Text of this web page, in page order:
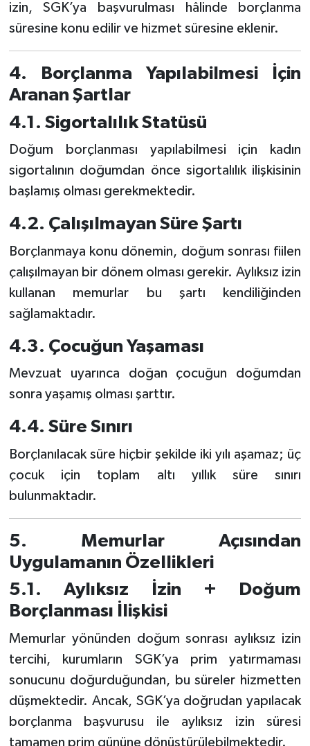
izin, SGK’ya başvurulması hâlinde borçlanma
süresine konu edilir ve hizmet süresine eklenir.
4. Borçlanma Yapılabilmesi İçin
Aranan Şartlar
4.1. Sigortalılık Statüsü
Doğum borçlanması yapılabilmesi için kadın
sigortalının doğumdan önce sigortalılık ilişkisinin
başlamış olması gerekmektedir.
4.2. Çalışılmayan Süre Şartı
Borçlanmaya konu dönemin, doğum sonrası fiilen
çalışılmayan bir dönem olması gerekir. Aylıksız izin
kullanan memurlar bu şartı kendiliğinden
sağlamaktadır.
4.3. Çocuğun Yaşaması
Mevzuat uyarınca doğan çocuğun doğumdan
sonra yaşamış olması şarttır.
4.4. Süre Sınırı
Borçlanılacak süre hiçbir şekilde iki yılı aşamaz; üç
çocuk için toplam altı yıllık süre sınırı
bulunmaktadır.
5. Memurlar Açısından
Uygulamanın Özellikleri
5.1. Aylıksız İzin + Doğum
Borçlanması İlişkisi
Memurlar yönünden doğum sonrası aylıksız izin
tercihi, kurumların SGK’ya prim yatırmaması
sonucunu doğurduğundan, bu süreler hizmetten
düşmektedir. Ancak, SGK’ya doğrudan yapılacak
borçlanma başvurusu ile aylıksız izin süresi
tamamen prim gününe dönüştürülebilmektedir.